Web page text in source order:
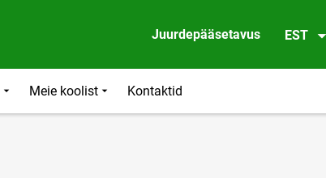
Juurdepääsetavus EST
Meie koolist Kontaktid